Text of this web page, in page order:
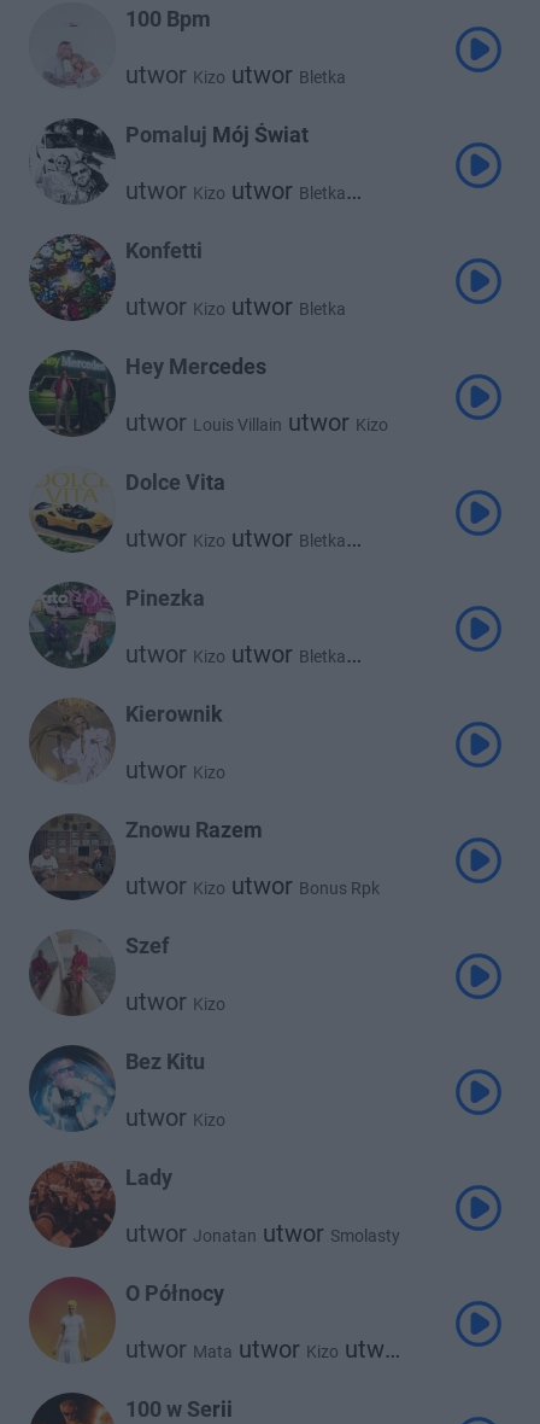
100 Bpm
utwor Kizo utwor Bletka
Pomaluj Mój Świat
utwor Kizo utwor Bletka
Konfetti
utwor Kizo utwor Bletka
Hey Mercedes
utwor Louis Villain utwor Kizo
Dolce Vita
utwor Kizo utwor Bletka
Pinezka
utwor Kizo utwor Bletka
Oskar83
Kierownik
utwor Kizo
Znowu Razem
utwor Kizo utwor Bonus Rpk
Szef
utwor Kizo
Bez Kitu
utwor Kizo
Lady
utwor Jonatan utwor Smolasty
O Północy
utwor Mata utwor Kizo utwor
100 w Serii